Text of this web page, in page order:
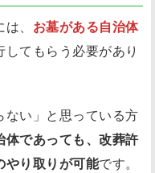
、 お墓がある自治体
てもらう必要があり
ない」と思っている方
体であっても、改葬許
やり取りが可能です。